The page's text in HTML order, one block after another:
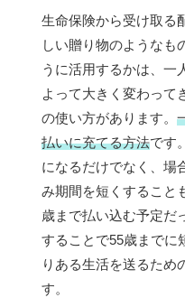
生命保険から受け取る
しい贈り物のようなも
うに活用するかは、一
よって大きく変わって
の使い方があります。
払いに充てる方法です
になるだけでなく、場
み期間を短くすること
歳まで払い込む予定だ
することで55歳までに
りある生活を送るため
す。